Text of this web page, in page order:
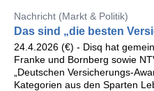
Nachricht (Markt & Politik)
Das sind „die besten
24.4.2026 (€) - Disq hat
Franke und Bornberg sowie
„Deutschen Versicherungs-
Kategorien aus den Sparten